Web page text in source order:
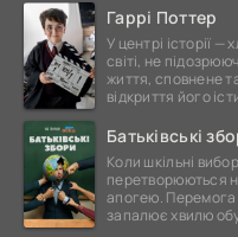
Гаррі Поттер
У центрі історії
світі, не
життя, сповнене
відкриття його
Батьківські
Коли шкільні
перетворюються
апогею. Перемога
запалює хвилю